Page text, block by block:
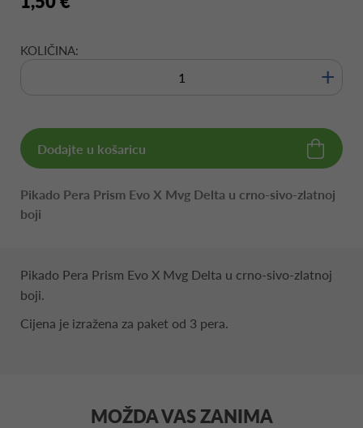
KOLIČINA:
+
Dodajte u košaricu
Pikado Pera Prism Evo X Mvg Delta u crno-sivo-zlatnoj
boji
Pikado Pera Prism Evo X Mvg Delta u crno-sivo-zlatnoj
boji.
Cijena je izražena za paket od 3 pera.
MOŽDA VAS ZANIMA